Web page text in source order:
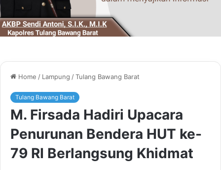
Home / Lampung /Tulang Bawang Barat
Tulang Bawang Barat
M. Firsada Hadiri Upacara
Penurunan Bendera HUT ke-
79 RI Berlangsung Khidmat